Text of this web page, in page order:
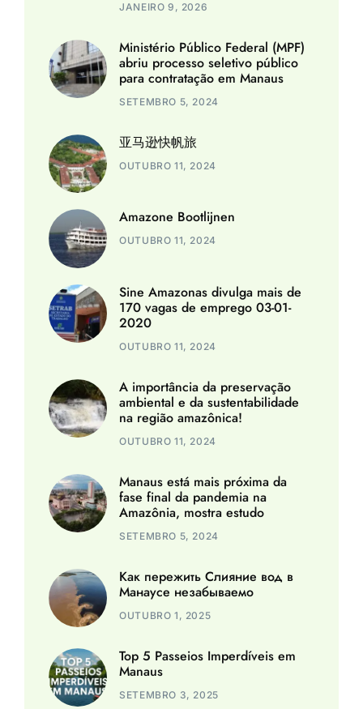
JANEIRO 9, 2026
Ministério Público Federal (MPF)
abriu processo seletivo público
para contratação em Manaus
SETEMBRO 5, 2024
亚马逊快帆旅
OUTUBRO 11, 2024
Amazone Bootlijnen
OUTUBRO 11, 2024
Sine Amazonas divulga mais de
170 vagas de emprego 03-01-
2020
OUTUBRO 11, 2024
A importância da preservação
ambiental e da sustentabilidade
na região amazônica!
OUTUBRO 11, 2024
Manaus está mais próxima da
fase final da pandemia na
Amazônia, mostra estudo
SETEMBRO 5, 2024
Как пережить Слияние вод в
Манаусе незабываемо
OUTUBRO 1, 2025
Top 5 Passeios Imperdíveis em
Manaus
SETEMBRO 3, 2025